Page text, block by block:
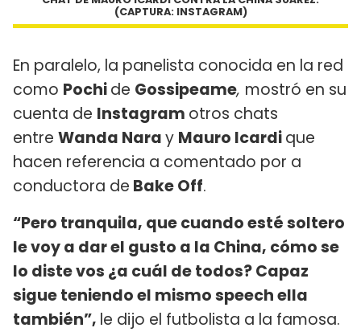
(CAPTURA: INSTAGRAM)
En paralelo, la panelista conocida en la red
como Pochide Gossipeame, mostró en su
cuenta de Instagram otros chats
entre Wanda Naray Mauro Icardique
hacen referencia a comentado por a
conductora de Bake Off.
“Pero tranquila, que cuando esté soltero
le voy a dar el gusto a la China, cómo se
lo diste vos ¿a cuál de todos? Capaz
sigue teniendo el mismo speech ella
también”, le dijo el futbolista a la famosa.